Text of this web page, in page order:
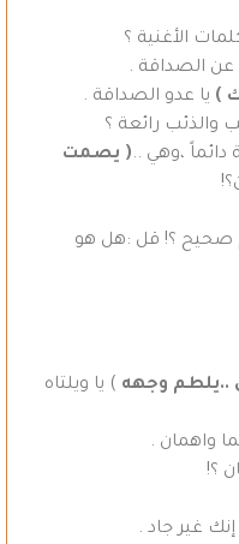
الأغنية ؟
عن الصداقة .
) يا عدو الصداقة .
والذئب رائعة ؟
دائماً ،وهي ..( يصمت
صحيح ؟! قل :هل هو
..يلطم وجهه ) يا ويلتاه
واهمان .
؟!
غير جاد .